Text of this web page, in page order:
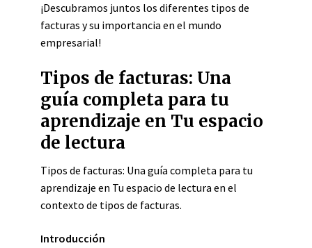
¡Descubramos juntos los diferentes tipos de
facturas y su importancia en el mundo
empresarial!
Tipos de facturas: Una
guía completa para tu
aprendizaje en Tu espacio
de lectura
Tipos de facturas: Una guía completa para tu
aprendizaje en Tu espacio de lectura en el
contexto de tipos de facturas.
Introducción